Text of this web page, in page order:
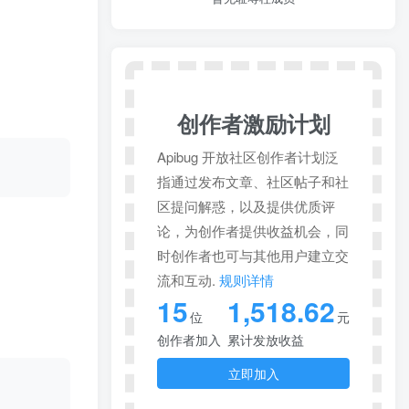
创作者激励计划
Apibug 开放社区创作者计划泛
指通过发布文章、社区帖子和社
区提问解惑，以及提供优质评
论，为创作者提供收益机会，同
时创作者也可与其他用户建立交
流和互动. 规则详情
15位
创作者加入
1,518.62 元
累计发放收益
立即加入